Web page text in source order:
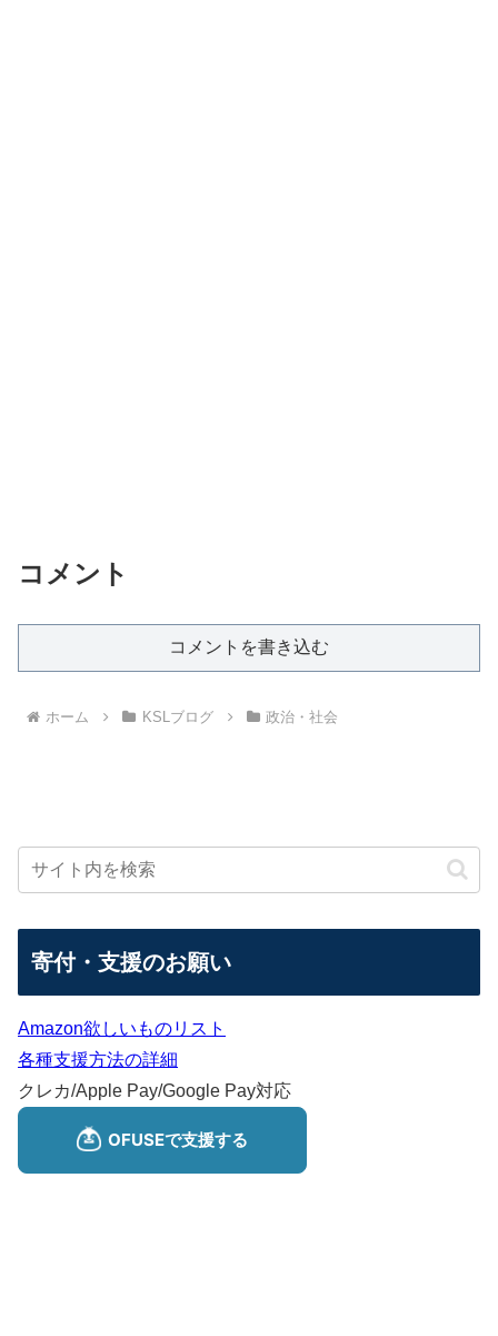
コメント
コメントを書き込む
ホーム KSLブログ 政治・社会
寄付・支援のお願い
Amazon欲しいものリスト
各種支援方法の詳細
クレカ/Apple Pay/Google Pay対応